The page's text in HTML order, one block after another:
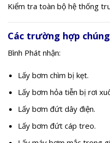
Kiểm tra toàn bộ hệ thống
Các trường hợp
Bình Phát nhận:
Lấy bơm chìm bị kẹt.
Lấy bơm hỏa tiễn bị rơi
Lấy bơm đứt dây điện.
Lấy bơm đứt cáp treo.